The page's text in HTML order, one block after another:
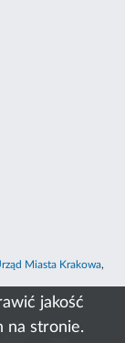
jakość
na stronie.
Miasta Krakowa,